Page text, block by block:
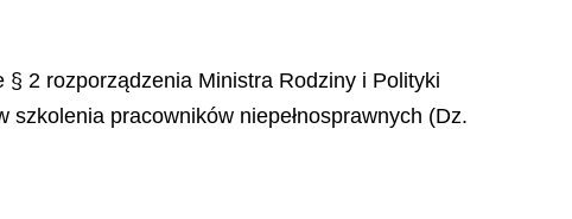
2 rozporządzenia Ministra Rodziny i Polityki
pracowników niepełnosprawnych (Dz.